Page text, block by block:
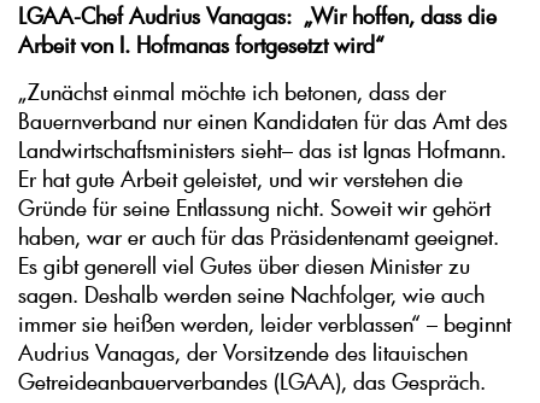
LGAA-Chef Audrius Vanagas: „Wir hoffen, dass die
Arbeit von I. Hofmanas fortgesetzt wird“
„Zunächst einmal möchte ich betonen, dass der
Bauernverband nur einen Kandidaten für das Amt des
Landwirtschaftsministers sieht– das ist Ignas Hofmann.
Er hat gute Arbeit geleistet, und wir verstehen die
Gründe für seine Entlassung nicht. Soweit wir gehört
haben, war er auch für das Präsidentenamt geeignet.
Es gibt generell viel Gutes über diesen Minister zu
sagen. Deshalb werden seine Nachfolger, wie auch
immer sie heißen werden, leider verblassen“ – beginnt
Audrius Vanagas, der Vorsitzende des litauischen
Getreideanbauerverbandes (LGAA), das Gespräch.